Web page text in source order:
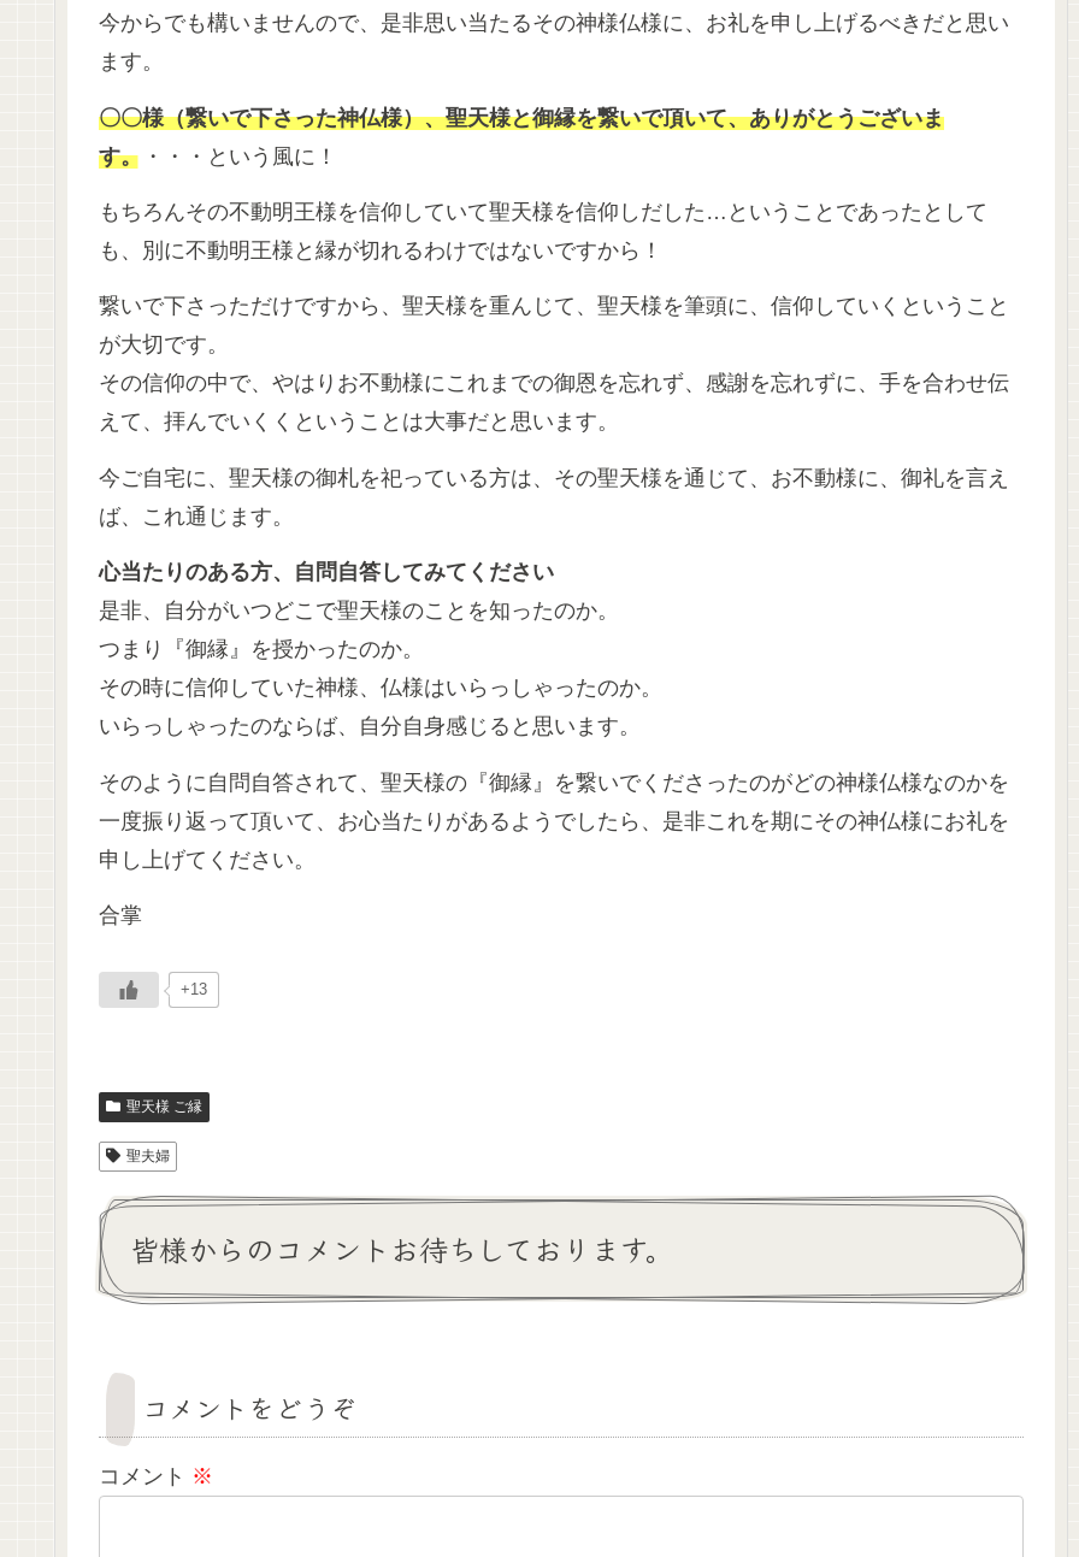
今からでも構いませんので、是非思い当たるその神様仏様に、お礼を申し上げるべきだと思い
ます。
〇〇様（繋いで下さった神仏様）、聖天様と御縁を繋いで頂いて、ありがとうございま
す。 ・・・という風に！
もちろんその不動明王様を信仰していて聖天様を信仰しだした…ということであったとして
も、別に不動明王様と縁が切れるわけではないですから！
繋いで下さっただけですから、聖天様を重んじて、聖天様を筆頭に、信仰していくということ
が大切です。
その信仰の中で、やはりお不動様にこれまでの御恩を忘れず、感謝を忘れずに、手を合わせ伝
えて、拝んでいくくということは大事だと思います。
今ご自宅に、聖天様の御札を祀っている方は、その聖天様を通じて、お不動様に、御礼を言え
ば、これ通じます。
心当たりのある方、自問自答してみてください
是非、自分がいつどこで聖天様のことを知ったのか。
つまり『御縁』を授かったのか。
その時に信仰していた神様、仏様はいらっしゃったのか。
いらっしゃったのならば、自分自身感じると思います。
そのように自問自答されて、聖天様の『御縁』を繋いでくださったのがどの神様仏様なのかを
一度振り返って頂いて、お心当たりがあるようでしたら、是非これを期にその神仏様にお礼を
申し上げてください。
合掌
+13
聖天様 ご縁
聖夫婦
皆様からのコメントお待ちしております。
コメントをどうぞ
コメント ※